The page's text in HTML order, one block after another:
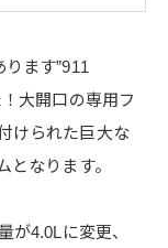
ます”911
大開口の専用フ
けられた巨大な
なります。
が4.0Lに変更、